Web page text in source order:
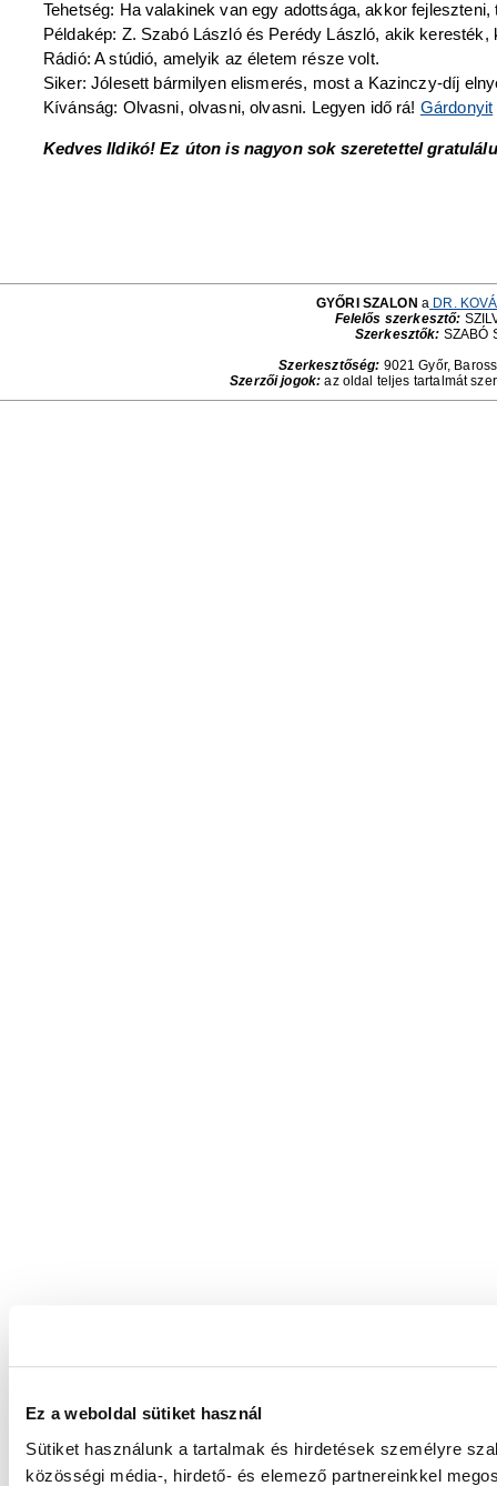
Ez a weboldal sütiket használ
Sütiket használunk a tartalmak és hirdetések személyre
közösségi média-, hirdető- és elemező partnereinkkel
Tehetség: Ha valakinek van egy adottsága, akkor
Példakép: Z. Szabó László és Perédy László, akik
Rádió: A stúdió, amelyik az életem része volt.
Siker: Jólesett bármilyen elismerés, most a Kazinczy-díj
Kívánság: Olvasni, olvasni, olvasni. Legyen idő rá! Gárdonyit
Kedves Ildikó! Ez úton is nagyon sok szeretettel
GYŐRI SZALON a DR.
Felelős szerkesztő:
Szerkesztők: SZABÓ
Szerkesztőség: 9021 Győr,
Szerzői jogok: az oldal teljes tartalmát